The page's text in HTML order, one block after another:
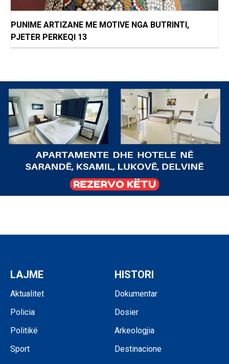
PUNIME ARTIZANE ME MOTIVE NGA BUTRINTI,
PJETER PERKEQI 13
LAJME
Aktualitet
Policia
Politikë
Sport
HISTORI
Dokumentar
Dosier
Arkeologjia
Destinacione